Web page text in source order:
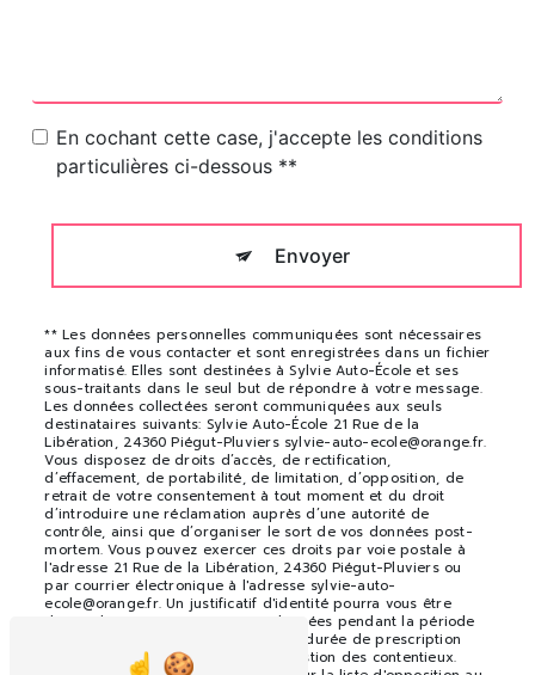
En cochant cette case, j'accepte les conditions
particulières ci-dessous **
Envoyer
** Les données personnelles communiquées sont nécessaires
aux fins de vous contacter et sont enregistrées dans un fichier
informatisé. Elles sont destinées à Sylvie Auto-École et ses
sous-traitants dans le seul but de répondre à votre message.
Les données collectées seront communiquées aux seuls
destinataires suivants: Sylvie Auto-École 21 Rue de la
Libération, 24360 Piégut-Pluviers sylvie-auto-ecole@orange.fr.
Vous disposez de droits d’accès, de rectification,
d’effacement, de portabilité, de limitation, d’opposition, de
retrait de votre consentement à tout moment et du droit
d’introduire une réclamation auprès d’une autorité de
contrôle, ainsi que d’organiser le sort de vos données post-
mortem. Vous pouvez exercer ces droits par voie postale à
l'adresse 21 Rue de la Libération, 24360 Piégut-Pluviers ou
par courrier électronique à l'adresse sylvie-auto-
ecole@orange.fr. Un justificatif d'identité pourra vous être
demandé. Nous conservons vos données pendant la période
de prise de contact puis pendant la durée de prescription
légale aux fins probatoires et de gestion des contentieux.